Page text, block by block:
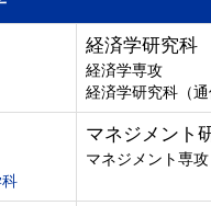
経済学研究科
経済学専攻
経済学研究科（通
マネジメント
マネジメント専攻